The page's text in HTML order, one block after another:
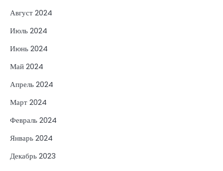
Август 2024
Июль 2024
Июнь 2024
Май 2024
Апрель 2024
Март 2024
Февраль 2024
Январь 2024
Декабрь 2023